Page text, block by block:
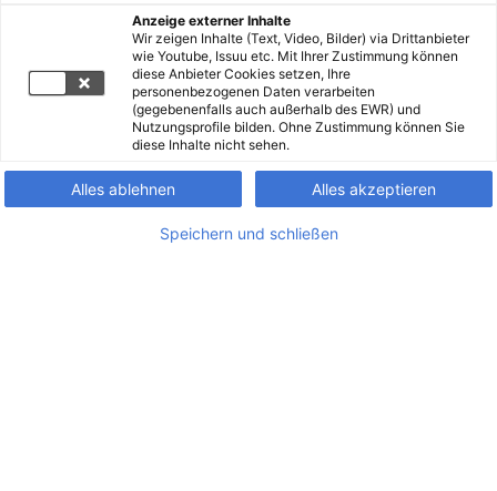
Anzeige externer Inhalte
Wir zeigen Inhalte (Text, Video, Bilder) via Drittanbieter
wie Youtube, Issuu etc. Mit Ihrer Zustimmung können
diese Anbieter Cookies setzen, Ihre
personenbezogenen Daten verarbeiten
(gegebenenfalls auch außerhalb des EWR) und
Nutzungsprofile bilden. Ohne Zustimmung können Sie
diese Inhalte nicht sehen.
Alles ablehnen Alles akzeptieren
Speichern und schließen